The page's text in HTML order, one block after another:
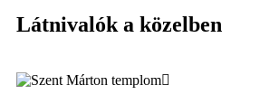
Látnivalók a közelben